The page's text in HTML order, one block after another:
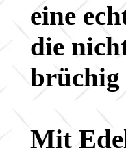
eine
die
Mit